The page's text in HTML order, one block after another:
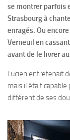
se montrer parfois
Strasbourg à
enragés. Ou
Verneuil en
avant de le livrer
Lucien entretenait
mais il était capable
différent de ses